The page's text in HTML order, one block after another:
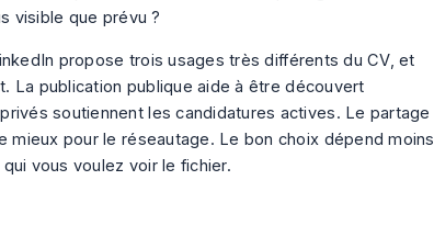
visible que prévu ?
propose trois usages très différents du CV, et
La publication publique aide à être découvert
soutiennent les candidatures actives. Le partage
pour le réseautage. Le bon choix dépend moins
vous voulez voir le fichier.